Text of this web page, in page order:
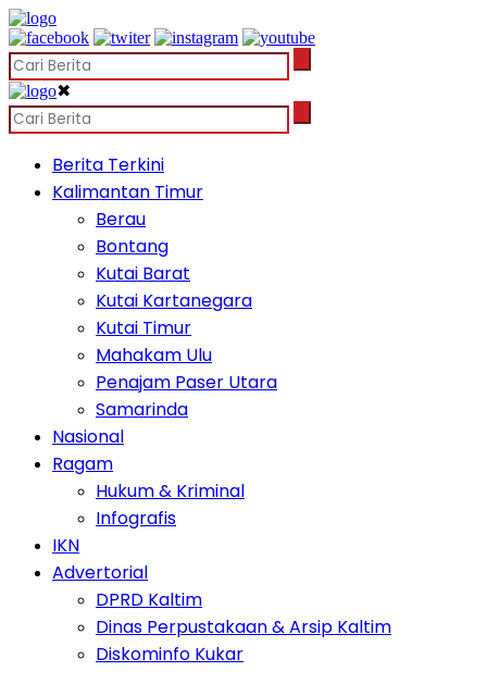
✖
Berita Terkini
Kalimantan Timur
Berau
Bontang
Kutai Barat
Kutai Kartanegara
Kutai Timur
Mahakam Ulu
Penajam Paser Utara
Samarinda
Nasional
Ragam
Hukum & Kriminal
Infografis
IKN
Advertorial
DPRD Kaltim
Dinas Perpustakaan & Arsip Kaltim
Diskominfo Kukar